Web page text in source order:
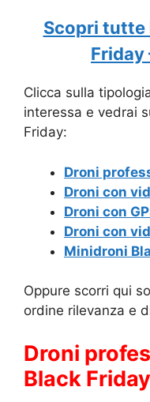
Scopri tutte
Friday
Clicca sulla
interessa e vedrai
Friday:
Droni
Droni con
Droni con
Droni con
Minidroni
Oppure scorri qui
ordine rilevanza e
Droni
Black Friday